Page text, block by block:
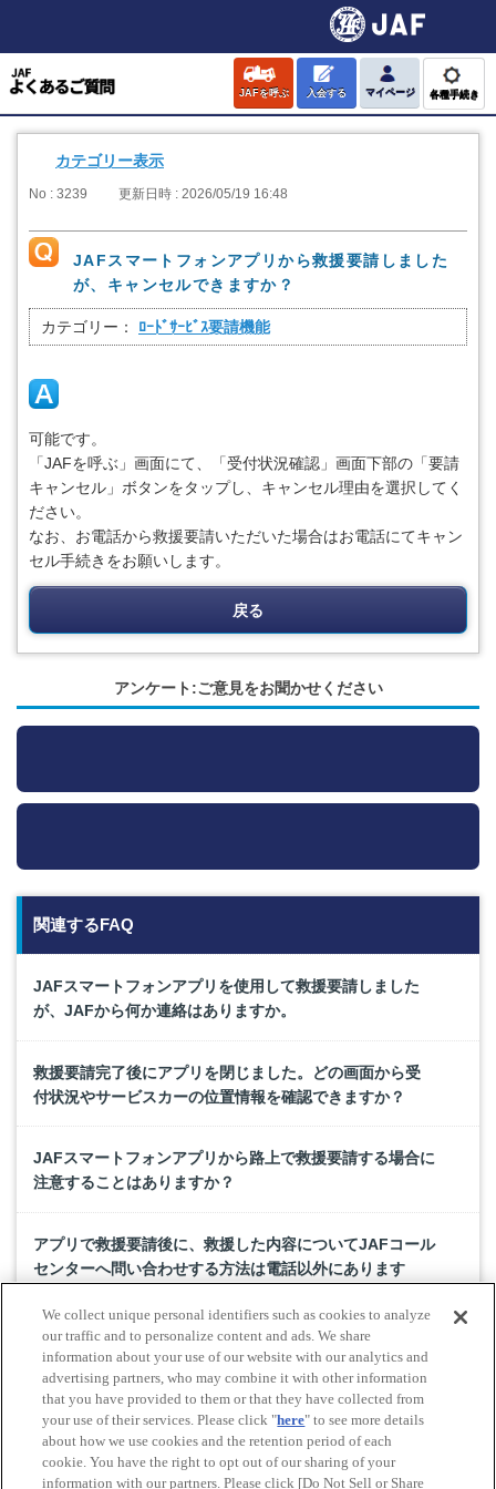
JAFを呼ぶ 入会する マイページ 各種手続き
カテゴリー表示
No : 3239 更新日時 : 2026/05/19 16:48
JAFスマートフォンアプリから救援要請しました
が、キャンセルできますか？
カテゴリー： ﾛｰﾄﾞｻｰﾋﾞｽ要請機能
可能です。
「JAFを呼ぶ」画面にて、「受付状況確認」画面下部の「要請
キャンセル」ボタンをタップし、キャンセル理由を選択してく
ださい。
なお、お電話から救援要請いただいた場合はお電話にてキャン
セル手続きをお願いします。
戻る
アンケート:ご意見をお聞かせください
関連するFAQ
JAFスマートフォンアプリを使用して救援要請しました
が、JAFから何か連絡はありますか。
救援要請完了後にアプリを閉じました。どの画面から受
付状況やサービスカーの位置情報を確認できますか？
JAFスマートフォンアプリから路上で救援要請する場合に
注意することはありますか？
アプリで救援要請後に、救援した内容についてJAFコール
センターへ問い合わせする方法は電話以外にあります
JAFスマートフォンアプリで車両メーカーと車両名称共に
該当するものがないのですが。
Do Not Sell or Share My Personal Information
We collect unique personal identifiers such as cookies to analyze
our traffic and to personalize content and ads. We share
information about your use of our website with our analytics and
advertising partners, who may combine it with other information
that you have provided to them or that they have collected from
your use of their services. Please click "here" to see more details
about how we use cookies and the retention period of each
cookie. You have the right to opt out of our sharing of your
information with our partners. Please click [Do Not Sell or Share